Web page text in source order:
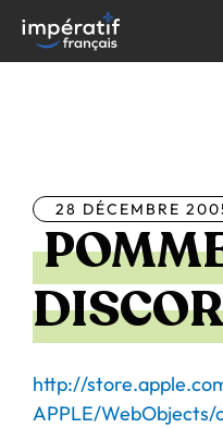
contenu
28 DÉCEMBRE
http://
APPLE/